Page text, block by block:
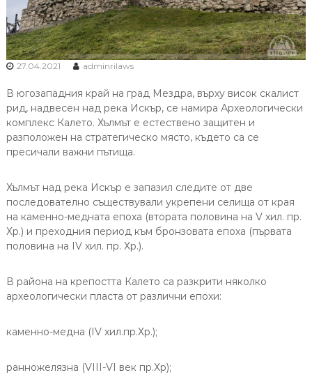
27.04.2021 adminrilaws
В югозападния край на град Мездра, върху висок скалист
рид, надвесен над река Искър, се намира Археологически
комплекс Калето. Хълмът е естествено защитен и
разположен на стратегическо място, където са се
пресичали важни пътища.
Хълмът над река Искър е запазил следите от две
последователно съществували укрепени селища от края
на каменно-медната епоха (втората половина на V хил. пр.
Хр.) и преходния период към бронзовата епоха (първата
половина на IV хил. пр. Хр.).
В района на крепостта Калето са разкрити няколко
археологически пласта от различни епохи:
каменно-медна (IV хил.пр.Хр.);
ранножелязна (VIII-VI век пр.Хр);